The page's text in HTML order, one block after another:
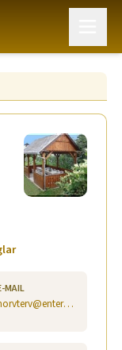
MAIL
horvterv@enternet.hu